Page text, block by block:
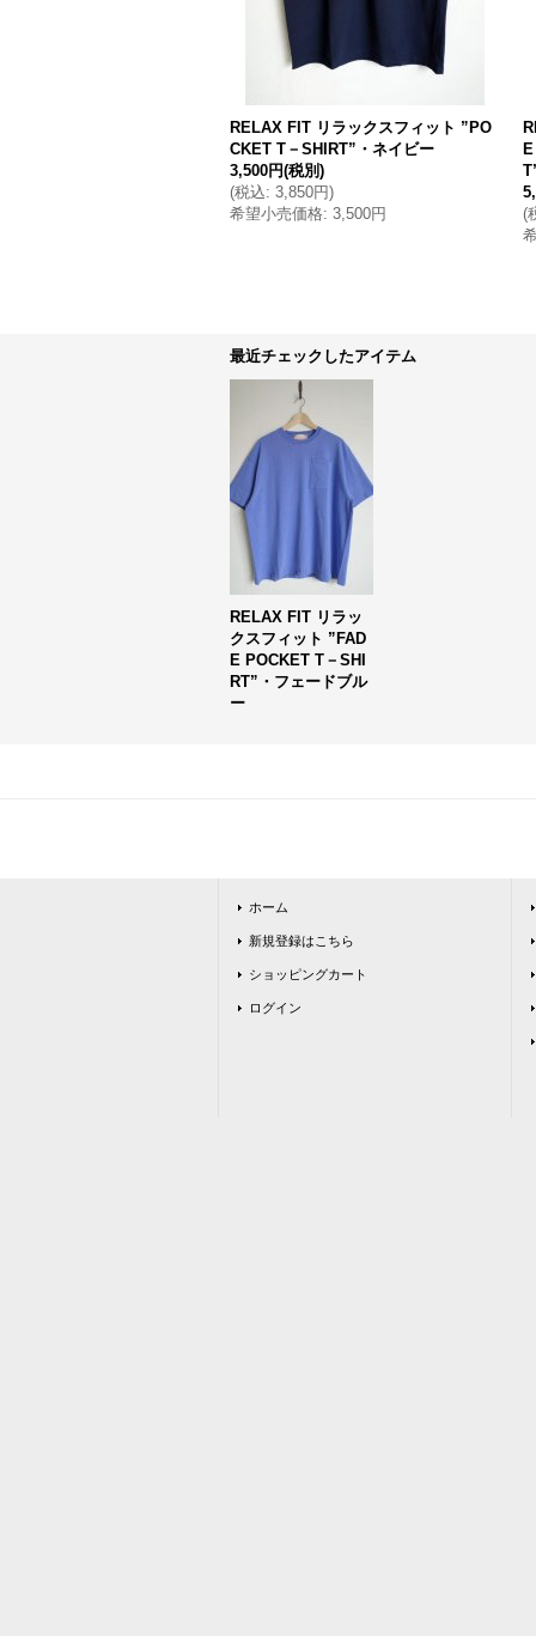
RELAX FIT リラックスフィット ”PO
CKET T－SHIRT”・ネイビー
3,500円(税別)
(税込: 3,850円)
希望小売価格: 3,500円
(
最近チェックしたアイテム
RELAX FIT リラッ
クスフィット ”FAD
E POCKET T－SHI
RT”・フェードブル
ー
ホーム
新規登録はこちら
ショッピングカート
ログイン